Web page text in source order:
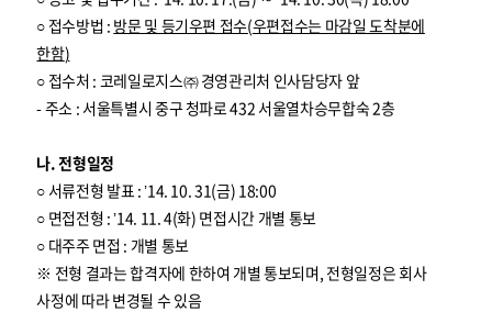
○ 접수방법 : 방문 및 등기우편 접수(우편접수는 마감일 도착분에
한함)
○ 접수처 : 코레일로지스㈜ 경영관리처 인사담당자 앞
- 주소 : 서울특별시 중구 청파로 432 서울열차승무합숙 2층
나. 전형일정
○ 서류전형 발표 : ’14. 10. 31(금) 18:00
○ 면접전형 : ’14. 11. 4(화) 면접시간 개별 통보
○ 대주주 면접 : 개별 통보
※ 전형 결과는 합격자에 한하여 개별 통보되며, 전형일정은 회사
사정에 따라 변경될 수 있음